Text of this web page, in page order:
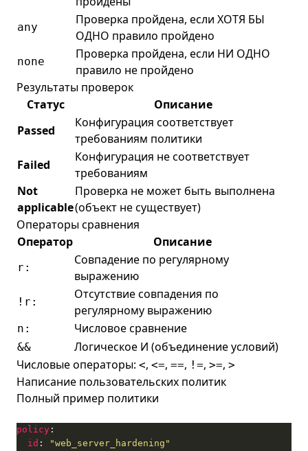
any
Проверка пройдена, если ХОТЯ БЫ
ОДНО правило пройдено
none
Проверка пройдена, если НИ ОДНО
правило не пройдено
Результаты проверок
Статус
Описание
Passed
Конфигурация соответствует
требованиям политики
Failed
Конфигурация не соответствует
требованиям
Not
applicable
Проверка не может быть выполнена
(объект не существует)
Операторы сравнения
Оператор
Описание
r:
Совпадение по регулярному
выражению
!r:
Отсутствие совпадения по
регулярному выражению
n: Числовое сравнение
&&
Логическое И (объединение условий)
Числовые операторы: <, <=, ==, !=, >=, >
Написание пользовательских политик
Полный пример политики
policy
id :
"web_server_hardening"